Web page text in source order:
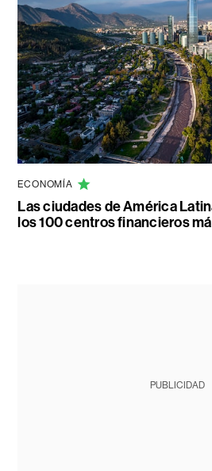
ECONOMÍA
Las ciudades de América
los 100 centros financieros
PUBLICIDAD